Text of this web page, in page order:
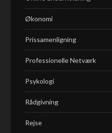
Økonomi
Prissamenligning
Professionelle Netværk
Psykologi
Rådgivning
Rejse